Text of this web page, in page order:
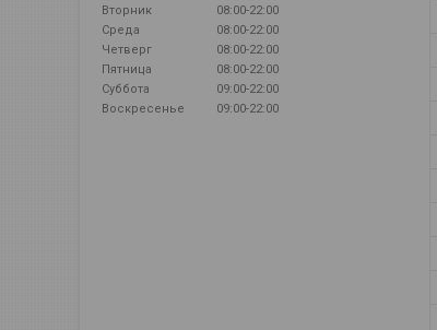
Вторник
08:00-22:00
Среда
08:00-22:00
Четверг
08:00-22:00
Пятница
08:00-22:00
Суббота
09:00-22:00
Воскресенье
09:00-22:00